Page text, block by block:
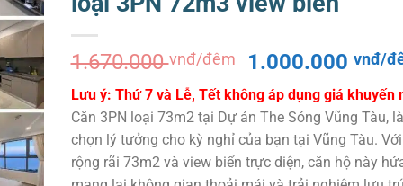
1.670.000vnđ/đêm
Giá
gốc
là:
1.670.000 vnđ/
đêm.
1.000.000 vnđ/
Lưu ý: Thứ 7 và Lễ, Tết không áp dụng giá khuyến
Căn 3PN loại 73m2 tại Dự án The Sóng Vũng Tàu,
chọn lý tưởng cho kỳ nghỉ của bạn tại Vũng Tàu.
rộng rãi 73m2 và view biển trực diện, căn hộ này